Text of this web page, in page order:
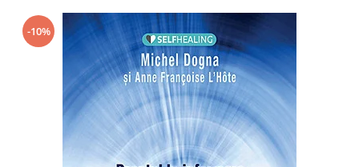
Spiritualitate
Extratereștrii
Transformare spirituală
Dezvoltare personală
-10%